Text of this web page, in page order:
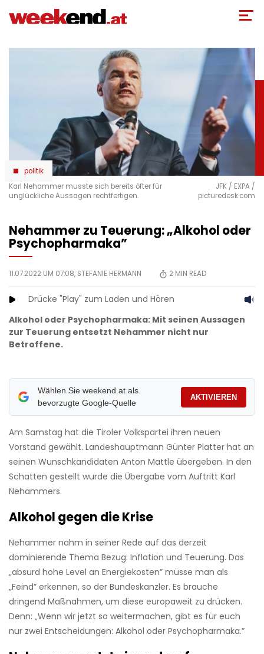
zum
politik
Karl Nehammer musste sich bereits öfter für
unglückliche Aussagen rechtfertigen.
JFK / EXPA /
picturedesk.com
Nehammer zu Teuerung: „Alkohol oder
Psychopharmaka”
11.07.2022 UM 07:08, STEFANIE HERMANN 2 MIN READ
Drücke "Play" zum Laden und Hören
Alkohol oder Psychopharmaka: Mit seinen Aussagen
zur Teuerung entsetzt Nehammer nicht nur
Betroffene.
Wählen Sie weekend.at als
bevorzugte Google-Quelle
AKTIVIEREN
Am Samstag hat die Tiroler Volkspartei ihren neuen
Vorstand gewählt. Landeshauptmann Günter Platter hat an
seinen Wunschkandidaten Anton Mattle übergeben. In den
Schatten gestellt wurde die Übergabe vom Auftritt Karl
Nehammers.
Alkohol gegen die Krise
Nehammer nahm in seiner Rede auf das derzeit
dominierende Thema Bezug: Inflation und Teuerung. Das
„absurd hohe Level an Energiekosten” müsse man als
„Feind” erkennen, so der Bundeskanzler. Es brauche
dringend Maßnahmen, um diese europaweit zu drücken.
Denn: „Wenn wir jetzt so weitermachen, gibt es für euch
nur zwei Entscheidungen: Alkohol oder Psychopharmaka.”